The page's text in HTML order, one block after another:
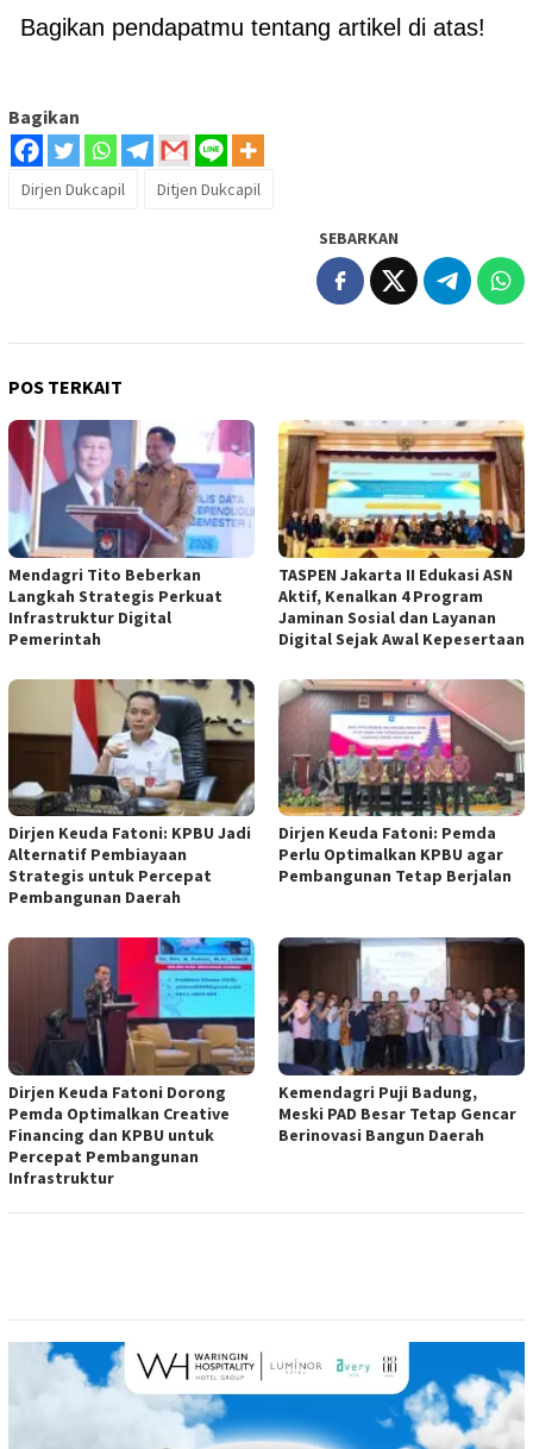
Bagikan pendapatmu tentang artikel di atas!
Bagikan
Dirjen Dukcapil Ditjen Dukcapil
SEBARKAN
POS TERKAIT
Mendagri Tito Beberkan
Langkah Strategis Perkuat
Infrastruktur Digital
Pemerintah
TASPEN Jakarta II Edukasi ASN
Aktif, Kenalkan 4 Program
Jaminan Sosial dan Layanan
Digital Sejak Awal Kepesertaan
Dirjen Keuda Fatoni: KPBU Jadi
Alternatif Pembiayaan
Strategis untuk Percepat
Pembangunan Daerah
Dirjen Keuda Fatoni: Pemda
Perlu Optimalkan KPBU agar
Pembangunan Tetap Berjalan
Dirjen Keuda Fatoni Dorong
Pemda Optimalkan Creative
Financing dan KPBU untuk
Percepat Pembangunan
Infrastruktur
Kemendagri Puji Badung,
Meski PAD Besar Tetap Gencar
Berinovasi Bangun Daerah